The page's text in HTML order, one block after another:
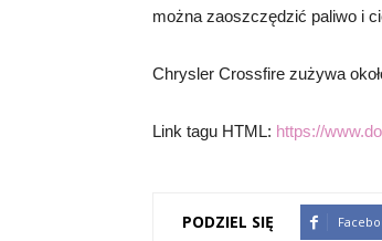
można zaoszczędzić paliwo i
Chrysler Crossfire zużywa
Link tagu HTML: https://
PODZIEL SIĘ